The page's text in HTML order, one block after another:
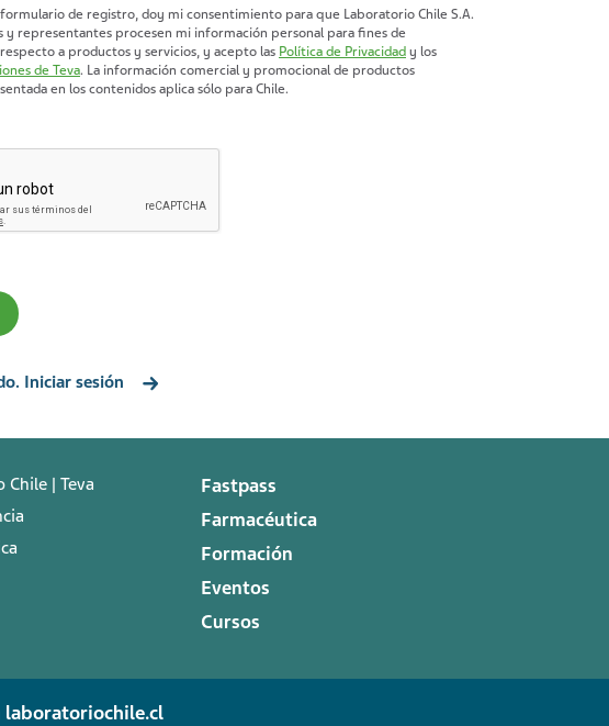
de registro, doy mi consentimiento para que Laboratorio Chile S.A.
y representantes procesen mi información personal para fines de
a productos y servicios, y acepto las Política de Privacidady los
de Teva. La información comercial y promocional de productos
en los contenidos aplica sólo para Chile.
Iniciar sesión
Chile | Teva
Fastpass
Farmacéutica
Formación
Eventos
Cursos
laboratoriochile.cl